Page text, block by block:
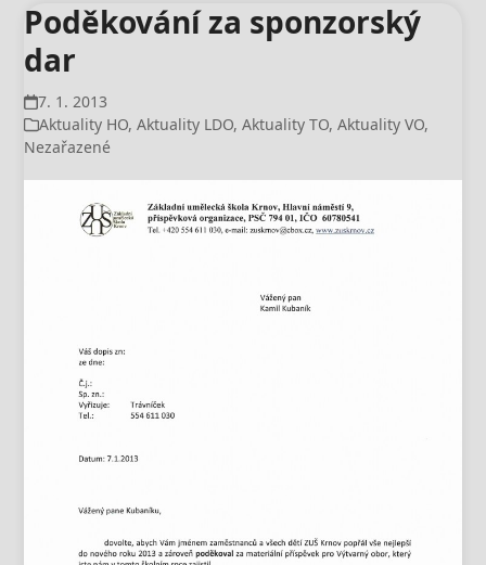
Poděkování za sponzorský
dar
7. 1. 2013
Aktuality HO,Aktuality LDO,Aktuality TO,Aktuality VO,
Nezařazené